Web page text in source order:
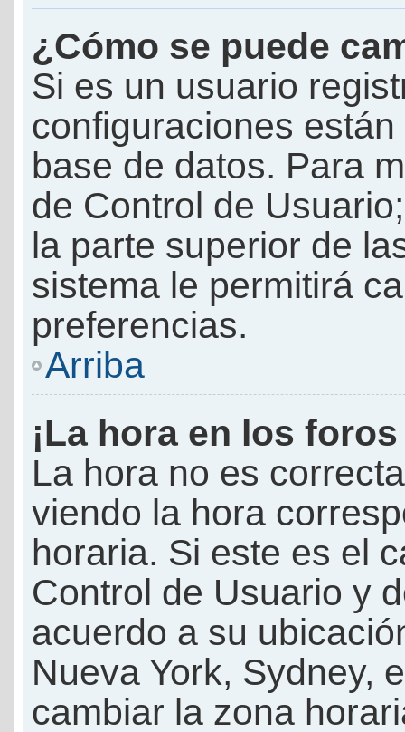
¿Cómo se puede
Si es un usuario
configuraciones
base de datos. Para
de Control de
la parte superior de
sistema le permitirá
preferencias.
Arriba
¡La hora en los
La hora no es
viendo la hora
horaria. Si este es el
Control de Usuario y
acuerdo a su
Nueva York, Sydney,
cambiar la zona